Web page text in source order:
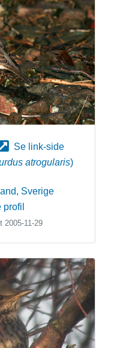
Se link-side
atrogularis)
, Sverige
profil
2005-11-29